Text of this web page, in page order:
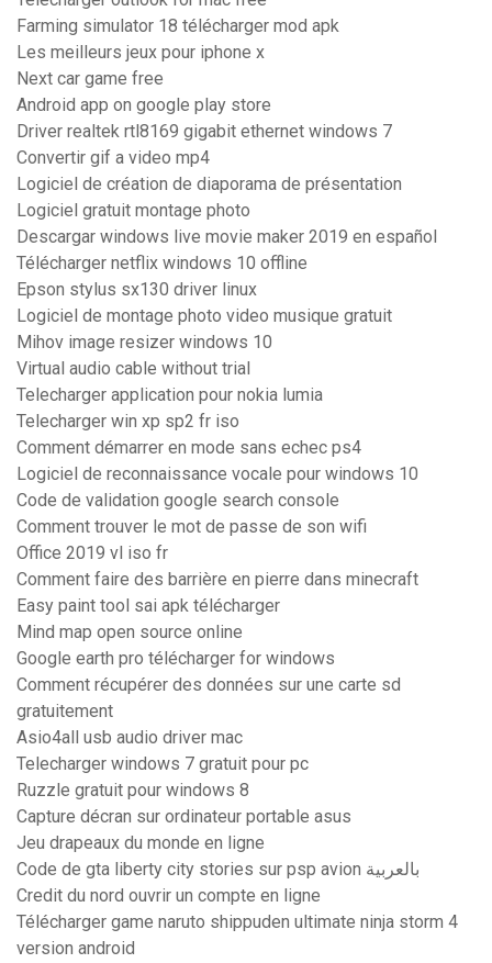
Farming simulator 18 télécharger mod apk
Les meilleurs jeux pour iphone x
Next car game free
Android app on google play store
Driver realtek rtl8169 gigabit ethernet windows 7
Convertir gif a video mp4
Logiciel de création de diaporama de présentation
Logiciel gratuit montage photo
Descargar windows live movie maker 2019 en español
Télécharger netflix windows 10 offline
Epson stylus sx130 driver linux
Logiciel de montage photo video musique gratuit
Mihov image resizer windows 10
Virtual audio cable without trial
Telecharger application pour nokia lumia
Telecharger win xp sp2 fr iso
Comment démarrer en mode sans echec ps4
Logiciel de reconnaissance vocale pour windows 10
Code de validation google search console
Comment trouver le mot de passe de son wifi
Office 2019 vl iso fr
Comment faire des barrière en pierre dans minecraft
Easy paint tool sai apk télécharger
Mind map open source online
Google earth pro télécharger for windows
Comment récupérer des données sur une carte sd
gratuitement
Asio4all usb audio driver mac
Telecharger windows 7 gratuit pour pc
Ruzzle gratuit pour windows 8
Capture décran sur ordinateur portable asus
Jeu drapeaux du monde en ligne
Code de gta liberty city stories sur psp avion بالعربية
Credit du nord ouvrir un compte en ligne
Télécharger game naruto shippuden ultimate ninja storm 4
version android